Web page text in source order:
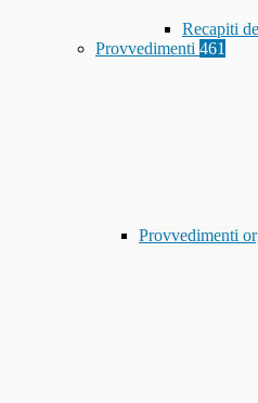
Recapiti
Provvedimenti 461
Provvedimenti